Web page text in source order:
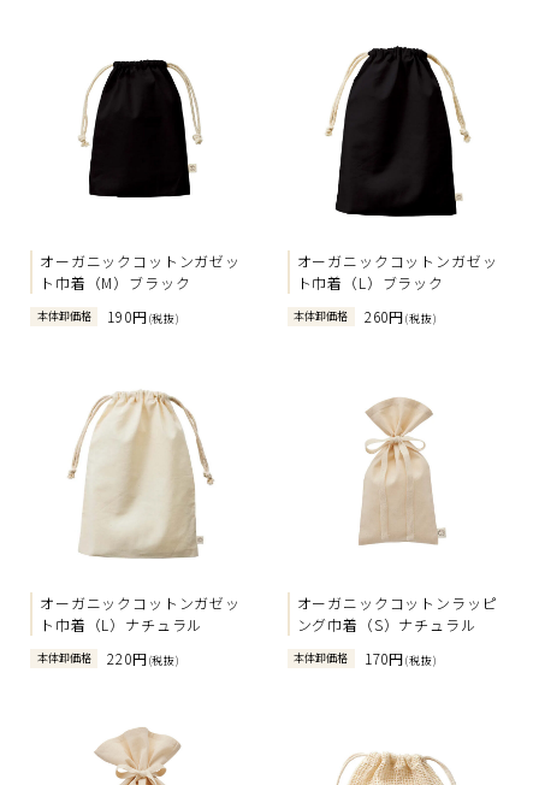
オーガニックコットンガゼッ
ト巾着（M）ブラック
本体卸価格 190円(税抜)
オーガニックコットンガゼッ
ト巾着（L）ブラック
本体卸価格 260円(税抜)
オーガニックコットンガゼッ
ト巾着（L）ナチュラル
本体卸価格 220円(税抜)
オーガニックコットンラッピ
ング巾着（S）ナチュラル
本体卸価格 170円(税抜)